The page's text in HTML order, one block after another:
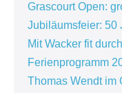
Grascourt Open:
Jubiläumsfeier: 50
Mit Wacker fit
Ferienprogramm
Thomas Wendt im